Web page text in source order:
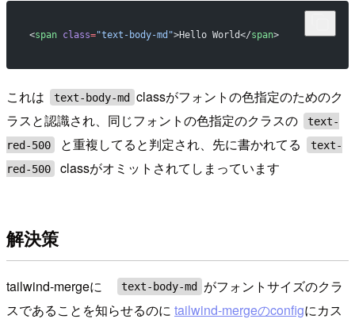
<span class="text-body-md">Hello World</span>
これは text-body-md classがフォントの色指定のためのク
ラスと認識され、同じフォントの色指定のクラスの
text-
red-500
と重複してると判定され、先に書かれてる
text-
red-500
classがオミットされてしまっています
解決策
tailwind-mergeに text-body-md
がフォントサイズのクラ
スであることを知らせるのに tailwind-mergeのconfigにカス